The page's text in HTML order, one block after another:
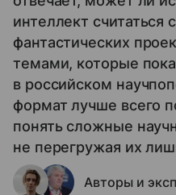
интеллект считаться
фантастических
темами, которые
в российском
формат лучше всего
понять сложные
не перегружая их
Авторы и